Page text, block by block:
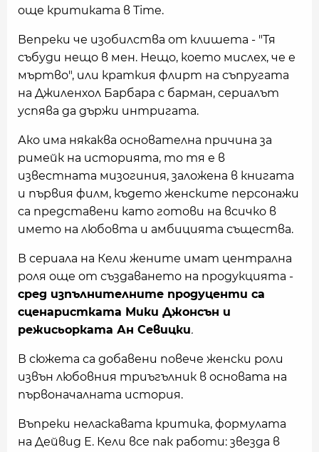
още критиката в Time.
Вепреки че изобилства от клишета - "Тя
събуди нещо в мен. Нещо, което мислех, че е
мъртво", или краткия флирт на съпругата
на Джиленхол Барбара с барман, сериалът
успява да държи интригата.
Ако има някаква основателна причина за
римейк на историята, то тя е в
известната мизогиния, заложена в книгата
и първия филм, където женските персонажи
са представени като готови на всичко в
името на любовта и амбицията същества.
В сериала на Кели жените имат централна
роля още от създаването на продукцията -
сред изпълнителните продуценти са
сценаристката Мики Джонсън и
режисьорката Ан Севицки.
В сюжета са добавени повече женски роли
извън любовния триъгълник в основата на
първоначалната история.
Въпреки неласкавата критика, формулата
на Дейвид Е. Кели все пак работи: звезда в